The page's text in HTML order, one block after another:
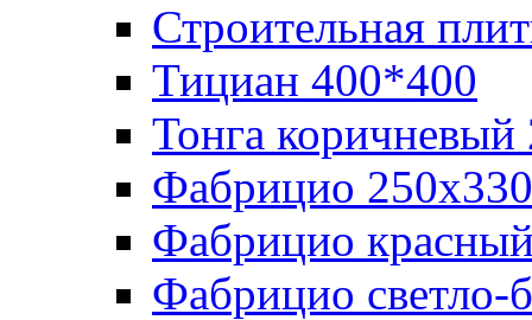
Строительная
Тициан 400*400
Тонга коричневый
Фабрицио 250х330
Фабрицио
Фабрицио светло-